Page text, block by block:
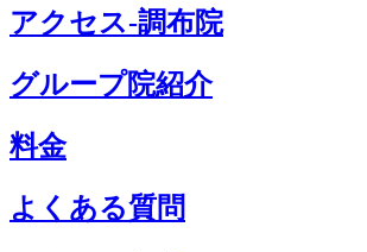
アクセス-調布院
グループ院紹介
料金
よくある質問